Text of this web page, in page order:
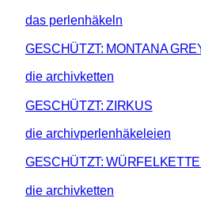
das perlenhäkeln
GESCHÜTZT: MONTANA
die archivketten
GESCHÜTZT: ZIRKUS
die archivperlenhäkeleien
GESCHÜTZT:
die archivketten